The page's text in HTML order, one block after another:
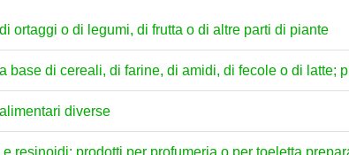
ortaggi o di legumi, di frutta o di altre parti di piante
base di cereali, di farine, di amidi, di fecole o di latte;
diverse
resinoidi; prodotti per profumeria o per toeletta